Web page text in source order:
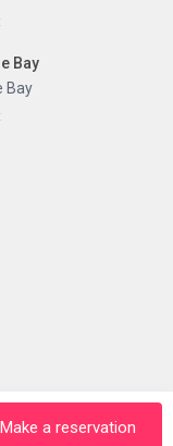
Bay
Bay
Make a reservation